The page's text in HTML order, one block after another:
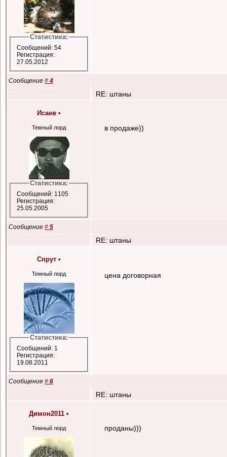
Статистика:
Сообщений: 54
Регистрация:
27.05.2012
Сообщение # 4
RE: штаны
Исаев •
Темный лорд
Статистика:
Сообщений: 1105
Регистрация:
25.05.2005
в продаже))
Сообщение # 5
RE: штаны
Спрут •
Темный лорд
Статистика:
Сообщений: 1
Регистрация:
19.08.2011
цена договорная
Сообщение # 6
RE: штаны
Димон2011 •
Темный лорд проданы)))